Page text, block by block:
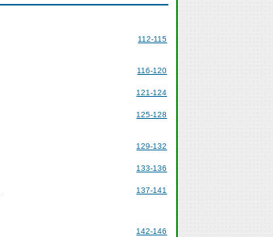
112-115
116-120
121-124
125-128
129-132
133-136
137-141
142-146